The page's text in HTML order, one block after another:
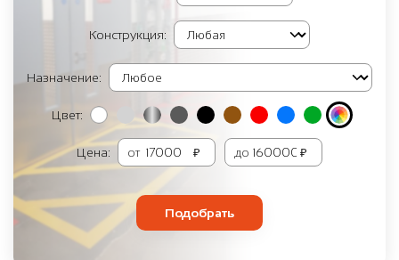
Конструкция:
Назначение:
Цвет:
Цена: от ₽ до ₽
Подобрать